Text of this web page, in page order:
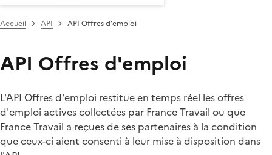
Accueil API API Offres d'emploi
API Offres d'emploi
L'API Offres d'emploi restitue en temps réel les offres
d'emploi actives collectées par France Travail ou que
France Travail a reçues de ses partenaires à la condition
que ceux-ci aient consenti à leur mise à disposition dans